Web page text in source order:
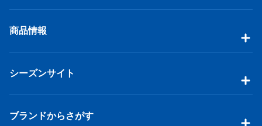
商品情報
シーズンサイト
ブランドからさがす